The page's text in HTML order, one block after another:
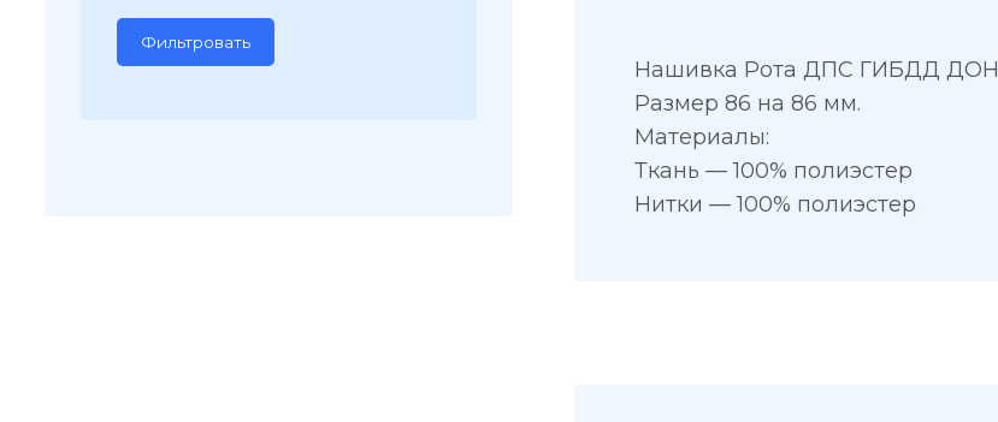
Нашивка Рота ДПС ГИБДД ДОН
Размер 86 на 86 мм.
Материалы:
Ткань — 100% полиэстер
Нитки — 100% полиэстер
Фильтровать